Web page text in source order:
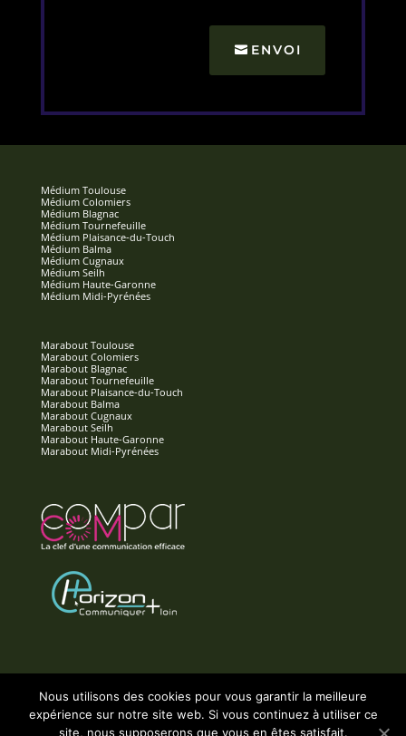
ENVOI
Médium Toulouse
Médium Colomiers
Médium Blagnac
Médium Tournefeuille
Médium Plaisance-du-Touch
Médium Balma
Médium Cugnaux
Médium Seilh
Médium Haute-Garonne
Médium Midi-Pyrénées
Marabout Toulouse
Marabout Colomiers
Marabout Blagnac
Marabout Tournefeuille
Marabout Plaisance-du-Touch
Marabout Balma
Marabout Cugnaux
Marabout Seilh
Marabout Haute-Garonne
Marabout Midi-Pyrénées
Accueil Contact Mentions Légales
Nous utilisons des cookies pour vous garantir la meilleure
expérience sur notre site web. Si vous continuez à utiliser ce
site, nous supposerons que vous en êtes satisfait.